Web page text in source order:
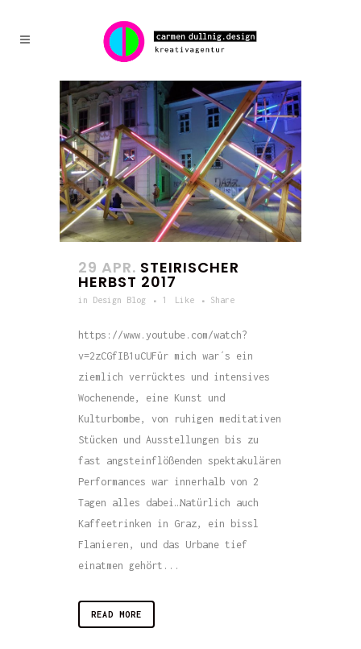
29 APR. STEIRISCHER
HERBST 2017
in Design Blog 1 Like Share
https://www.youtube.com/watch?
v=2zCGfIB1uCUFür mich war´s ein
ziemlich verrücktes und intensives
Wochenende, eine Kunst und
Kulturbombe, von ruhigen meditativen
Stücken und Ausstellungen bis zu
fast angsteinflößenden spektakulären
Performances war innerhalb von 2
Tagen alles dabei…Natürlich auch
Kaffeetrinken in Graz, ein bissl
Flanieren, und das Urbane tief
einatmen gehört...
READ MORE